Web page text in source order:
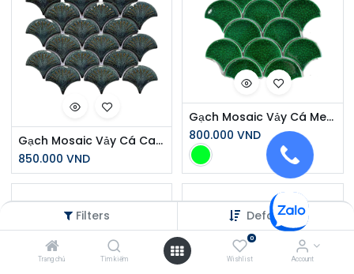
Filters Default
Trang chủ Tìm kiếm
0
Wishlist Account
Gạch Mosaic Vảy Cá Cao Cấp MHF 18
850.000 VND
Gạch Mosaic Vảy Cá Men Rạn Xanh Đậm MHF 9508
800.000 VND